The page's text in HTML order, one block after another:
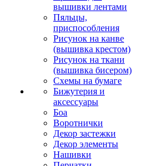
вышивки лентами
Пяльцы,
приспособления
Рисунок на канве
(вышивка крестом)
Рисунок на ткани
(вышивка бисером)
Схемы на бумаге
Бижутерия и
аксессуары
Боа
Воротнички
Декор застежки
Декор элементы
Нашивки